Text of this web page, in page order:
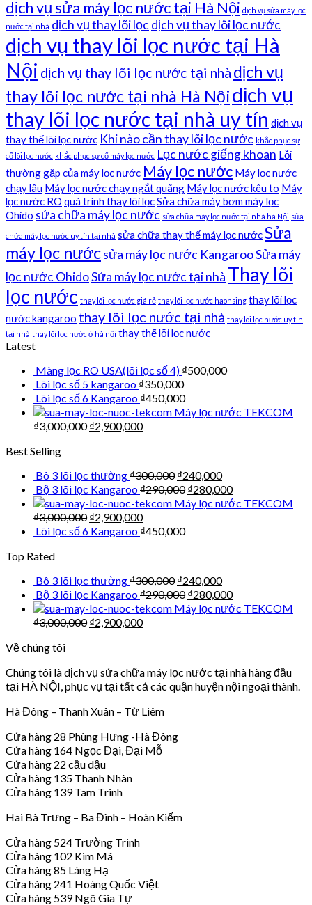
dịch vụ sửa máy lọc nước tại Hà Nội dịch vụ sửa máy lọc
nước tại nhà dịch vụ thay lõi lọc dịch vụ thay lõi lọc nước
dịch vụ thay lõi lọc nước tại Hà
Nội dịch vụ thay lõi lọc nước tại nhà dịch vụ
thay lõi lọc nước tại nhà Hà Nộidịch vụ
thay lõi lọc nước tại nhà uy tín dịch vụ
thay thế lõi lọc nước Khi nào cần thay lõi lọc nước khắc phục sự
cố lõi lọc nước khắc phục sự cố máy lọc nước Lọc nước giếng khoan Lỗi
thường gặp của máy lọc nước Máy lọc nước Máy lọc nước
chạy lâu Máy lọc nước chạy ngắt quãng Máy lọc nước kêu to Máy
lọc nước RO quá trình thay lõi lọcSửa chữa máy bơm máy lọc
Ohido sửa chữa máy lọc nước sửa chữa máy lọc nước tại nhà hà Nội sửa
chữa máy lọc nước uy tín tại nhà sửa chữa thay thế máy lọc nướcSửa
máy lọc nướcsửa máy lọc nước KangarooSửa máy
lọc nước OhidoSửa máy lọc nước tại nhà Thay lõi
lọc nước thay lõi lọc nước giá rẻ thay lõi lọc nước haohsing thay lõi lọc
nước kangaroo thay lõi lọc nước tại nhà thay lõi lọc nước uy tín
tại nhà thay lõi lọc nước ở hà nội thay thế lõi lọc nước
Latest
Màng lọc RO USA(lõi lọc số 4) ₫500,000
Lõi lọc số 5 kangaroo ₫350,000
Lõi lọc số 6 Kangaroo ₫450,000
Máy lọc nước TEKCOM
₫3,000,000 ₫2,900,000
Best Selling
Bô 3 lõi lọc thường₫300,000 ₫240,000
Bộ 3 lõi lọc Kangaroo₫290,000 ₫280,000
Máy lọc nước TEKCOM
₫3,000,000 ₫2,900,000
Lõi lọc số 6 Kangaroo ₫450,000
Top Rated
Bô 3 lõi lọc thường₫300,000 ₫240,000
Bộ 3 lõi lọc Kangaroo₫290,000 ₫280,000
Máy lọc nước TEKCOM
₫3,000,000 ₫2,900,000
Về chúng tôi
Chúng tôi là dịch vụ sửa chữa máy lọc nước tại nhà hàng đầu
tại HÀ NỘI, phục vụ tại tất cả các quận huyện nội ngoại thành.
Hà Đông – Thanh Xuân – Từ Liêm
Cửa hàng 28 Phùng Hưng -Hà Đông
Cửa hàng 164 Ngọc Đại, Đại Mỗ
Cửa hàng 22 cầu dậu
Cửa hàng 135 Thanh Nhàn
Cửa hàng 139 Tam Trinh
Hai Bà Trưng – Ba Đình – Hoàn Kiếm
Cửa hàng 524 Trường Trinh
Cửa hàng 102 Kim Mã
Cửa hàng 85 Láng Hạ
Cửa hàng 241 Hoàng Quốc Việt
Cửa hàng 539 Ngô Gia Tự